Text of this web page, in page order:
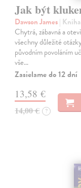
Jak být
Dawson James| Kniha
Chytrá, zábavná a
všechny důležité
původním povoláním
vše…
Zasielame do 12 dní
13,58 €
14,00 € ?